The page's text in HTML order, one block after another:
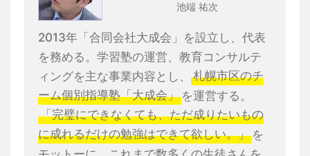
池端 祐次
2013年「合同会社大成会」を設立し、代表
を務める。学習塾の運営、教育コンサルテ
ィングを主な事業内容とし、
札幌市区のチ
ーム個別指導塾「大成会」 を運営する。
「完璧にできなくても、ただ成りたいもの
に成れるだけの勉強はできて欲しい。」 を